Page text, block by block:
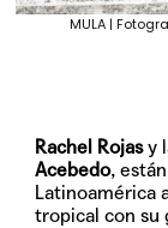
MULA |
Rachel Rojasy
Acebedo,
Latinoamérica
tropical con su